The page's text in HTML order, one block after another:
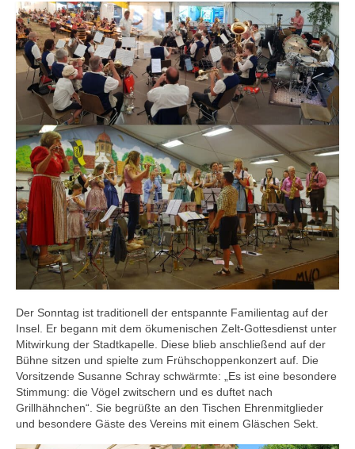
Der Sonntag ist traditionell der entspannte Familientag auf der
Insel. Er begann mit dem ökumenischen Zelt-Gottesdienst unter
Mitwirkung der Stadtkapelle. Diese blieb anschließend auf der
Bühne sitzen und spielte zum Frühschoppenkonzert auf. Die
Vorsitzende Susanne Schray schwärmte: „Es ist eine besondere
Stimmung: die Vögel zwitschern und es duftet nach
Grillhähnchen“. Sie begrüßte an den Tischen Ehrenmitglieder
und besondere Gäste des Vereins mit einem Gläschen Sekt.